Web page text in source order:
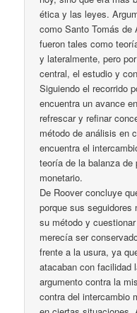
ética y las leyes.
como Santo Tomás de
fueron tales como
y lateralmente, pero
central, el estudio y
Siguiendo el recorrido
encuentra un avance
refrescar y refinar
método de análisis en
encuentra el
teoría de la balanza
monetario.
De Roover concluye
porque sus
su método y
merecía ser
frente a la usura, ya
atacaban con facilidad
argumento contra la
contra del intercambio